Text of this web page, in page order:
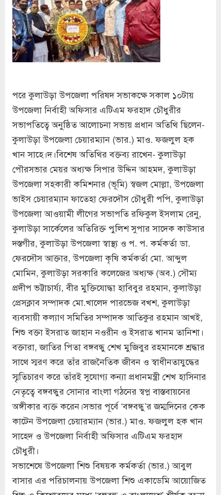
পরে কুলাউড়া উপজেলা পরিষদ সভাকক্ষে সকাল ১০টায়
উপজেলা নির্বাহী অফিসার এটিএম ফরহাদ চৌধুরীর
সভাপতিত্বে অনুষ্ঠিত আলোচনা সভায় প্রধান অতিথি ছিলেন-
কুলাউড়া উপজেলা চেয়ারম্যান (ভার.) মাও. ফজলুল হক
খান সাহে।দ।বিশেষ অতিথির বক্তব্য রাখেন- কুলাউড়া
পৌরসভার মেয়র অধ্যক্ষ সিপার উদ্দিন আহমদ, কুলাউড়া
উপজেলা সহকারী কমিশনার (ভূমি) স্বজল মোল্লা, উপজেলা
ভাইস চেয়ারম্যান ফাতেহা ফেরদৌস চৌধুরী পপি, কুলাউড়া
উপজেলা আওয়ামী লীগের সভাপতি রফিকুল ইসলাম রেনু,
কুলাউড়া সার্কেলের অতিরিক্ত পুলিশ সুপার সাদেক কাউসার
দস্তগীর, কুলাউড়া উপজেলা স্বাস্থ্য ও প. প. কর্মকর্তা ডা.
ফেরদৌস আক্তার, উপজেলা কৃষি কর্মকর্তা মো. আব্দুল
মোমিন, কুলাউড়া সরকারি কলেজের অধ্যক্ষ (অব.) সৌম্য
প্রদীপ ভট্টাচার্য্য, বীর মুক্তিযোদ্ধা হাবিবুর রহমান, কুলাউড়া
প্রেসক্লাব সম্পাদক মো.খালেদ পারভেজ বখশ, কুলাউড়া
ব্যবসায়ী কল্যাণ সমিতির সম্পাদক আতিকুর রহমান আখই,
শিশু বক্তা ইসরাত জাহান নওরীন ও ইসরাত খানম তানিশা।
বক্তারা, জাতির পিতা বঙ্গবন্ধু শেখ মুজিবুর রহমানকে শ্রদ্ধার
সাথে স্মরণ করে তাঁর রাজনৈতিক জীবন ও স্বাধীনতাযুদ্ধের
স্মৃতিচারণ করে তাঁরই সুযোগ্য কন্যা প্রধানমন্ত্রী শেখ হাসিনার
নেতৃত্বে বঙ্গবন্ধুর সোনার বাংলা গঠনের স্বপ্ন বাস্তবায়নের
অঙ্গীকার ব্যক্ত করেন।সভার পূর্বে ‘বঙ্গবন্ধু’র জম্মদিনের কেক
কাটেন উপজেলা চেয়ারম্যান (ভার.) মাও. ফজলুল হক খান
সাহেদ ও উপজেলা নির্বাহী অফিসার এটিএম ফরহাদ
চৌধুরী।
সভাশেষে উপজেলা শিশু বিষয়ক কর্মকর্তা (ভার.) আবুল
বাসার এর পরিচালনায় উপজেলা শিশু একাডেমি আয়োজিত